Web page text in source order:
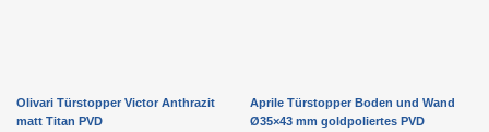
Olivari Türstopper Victor Anthrazit
matt Titan PVD
Aprile Türstopper Boden und Wand
Ø35×43 mm goldpoliertes PVD